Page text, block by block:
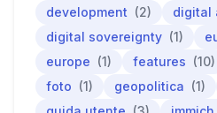
development (2) digital
digital sovereignty (1)
europe (1) features (10)
foto (1) geopolitica (1)